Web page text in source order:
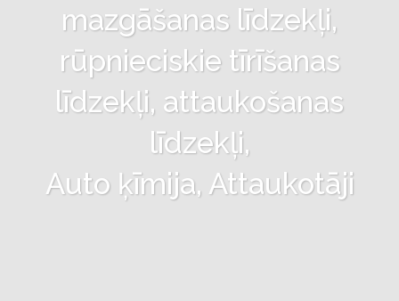
mazgāšanas līdzekļi,
rūpnieciskie tīrīšanas
līdzekļi, attaukošanas
līdzekļi,
Auto ķīmija, Attaukotāji